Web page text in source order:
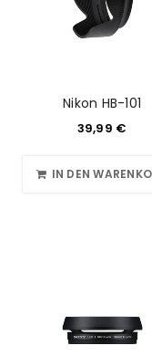
Nikon HB-101
39,99 €
IN DEN